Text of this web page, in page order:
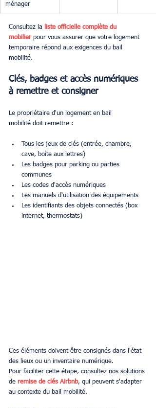
ménager
Consultez la
liste officielle complète du
mobilier pour vous assurer que votre logement
temporaire répond aux exigences du bail
mobilité.
Clés, badges et accès numériques
à remettre et consigner
Le propriétaire d'un logement en bail
mobilité doit remettre :
Tous les jeux de clés (entrée, chambre,
cave, boîte aux lettres)
Les badges pour parking ou parties
communes
Les codes d'accès numériques
Les manuels d'utilisation des équipements
Les identifiants des objets connectés (box
internet, thermostats)
Ces éléments doivent être consignés dans l'état
des lieux ou un inventaire numérique.
Pour faciliter cette étape, consultez nos solutions
de remise de clés Airbnb, qui peuvent s'adapter
au contexte du bail mobilité.